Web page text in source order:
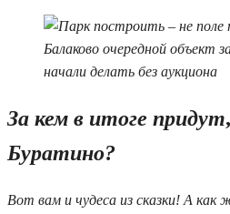
За кем в итоге
Буратино?
Вот вам и чудеса из сказки! А